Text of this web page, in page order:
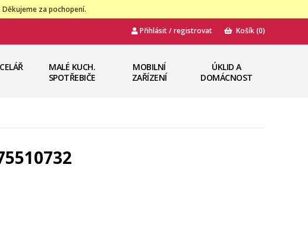
za pochopení.
Přihlásit / registrovat Košík(0)
MALÉ KUCH.
SPOTŘEBIČE
MOBILNÍ
ZAŘÍZENÍ
ÚKLID A
DOMÁCNOST